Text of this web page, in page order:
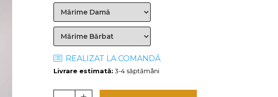
REALIZAT LA COMANDĂ
Livrare estimată: 3-4 săptămâni